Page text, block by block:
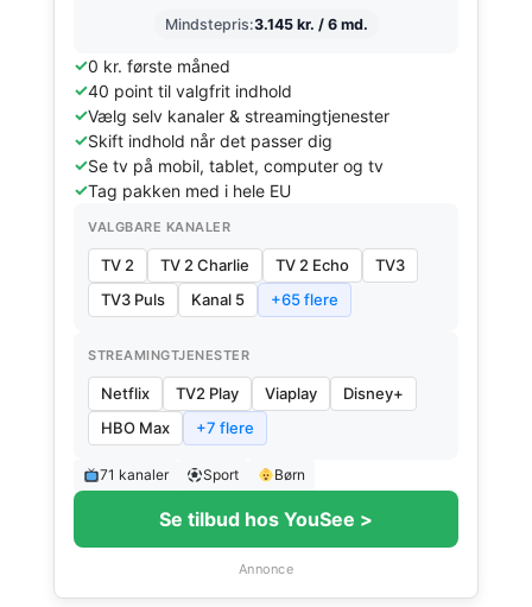
Mindstepris:3.145 kr. / 6 md.
0 kr. første måned
40 point til valgfrit indhold
Vælg selv kanaler & streamingtjenester
Skift indhold når det passer dig
Se tv på mobil, tablet, computer og tv
Tag pakken med i hele EU
VALGBARE KANALER
TV 2 TV 2 Charlie TV 2 Echo
TV3
TV3 Puls
Kanal 5 +65 flere
STREAMINGTJENESTER
Netflix TV2 Play Viaplay
Disney+
HBO Max
+7 flere
71 kanaler Sport Børn
Se tilbud hos YouSee >
Annonce